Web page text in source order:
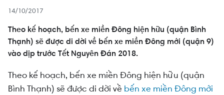
14/10/2017
Theo kế hoạch, bến xe miền Đông hiện hữu (quận Bình
Thạnh) sẽ được di dời về bến xe miền Đông mới (quận 9)
vào dịp trước Tết Nguyên Đán 2018.
Theo kế hoạch, bến xe miền Đông hiện hữu (quận
Bình Thạnh) sẽ được di dời về bến xe miền Đông mới